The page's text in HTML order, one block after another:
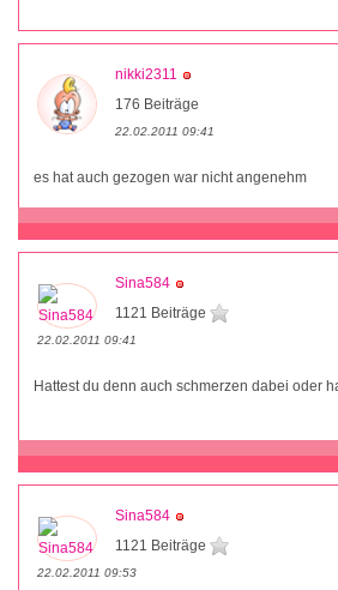
nikki2311
176 Beiträge
22.02.2011 09:41
es hat auch gezogen war nicht angenehm
Sina584
1121 Beiträge
22.02.2011 09:41
Hattest du denn auch schmerzen dabei oder
Sina584
1121 Beiträge
22.02.2011 09:53